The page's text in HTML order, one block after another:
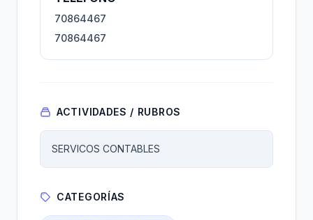
70864467
70864467
ACTIVIDADES / RUBROS
SERVICOS CONTABLES
CATEGORÍAS